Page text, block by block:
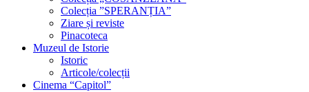
Colecția ”SPERANȚIA”
Ziare și reviste
Pinacoteca
Muzeul de Istorie
Istoric
Articole/colecții
Cinema “Capitol”